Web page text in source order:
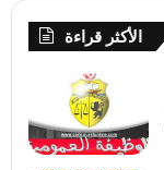
الأكثر قراءة